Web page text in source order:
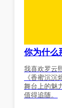
你为什么
我喜欢罗云
《香蜜沉
舞台上的魅
值得追随。